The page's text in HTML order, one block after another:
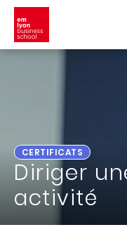
Aller au contenu
CERTIFICATS
Diriger
activité